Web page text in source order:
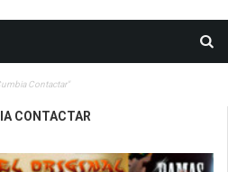
Contactar"
CONTACTAR